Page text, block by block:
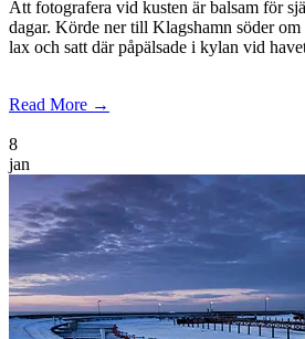
Att fotografera vid kusten är balsam för
dagar. Körde ner till Klagshamn söder
lax och satt där påpälsade i kylan vid
Read More →
8
jan